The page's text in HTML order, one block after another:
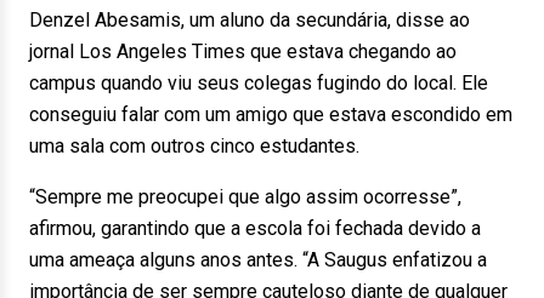
Denzel Abesamis, um aluno da secundária, disse ao
jornal Los Angeles Times que estava chegando ao
campus quando viu seus colegas fugindo do local. Ele
conseguiu falar com um amigo que estava escondido em
uma sala com outros cinco estudantes.
“Sempre me preocupei que algo assim ocorresse”,
afirmou, garantindo que a escola foi fechada devido a
uma ameaça alguns anos antes. “A Saugus enfatizou a
importância de ser sempre cauteloso diante de qualquer